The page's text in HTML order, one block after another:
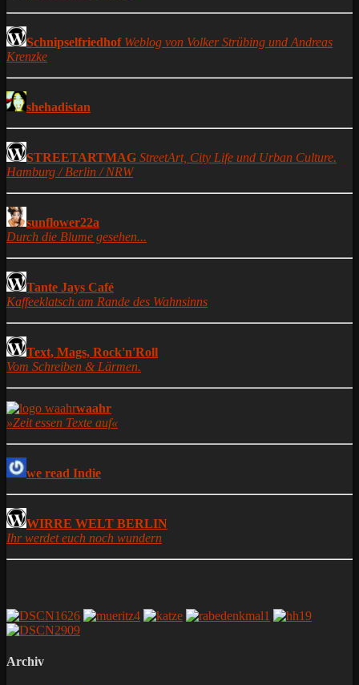
Schnipselfriedhof Weblog von Volker Strübing und Andreas
Krenzke
shehadistan
STREETARTMAG StreetArt, City Life und Urban Culture.
Hamburg / Berlin / NRW
sunflower22a
Durch die Blume gesehen...
Tante Jays Café
Kaffeeklatsch am Rande des Wahnsinns
Text, Mags, Rock'n'Roll
Vom Schreiben & Lärmen.
waahr
»Zeit essen Texte auf«
we read Indie
WIRRE WELT BERLIN
Ihr werdet euch noch wundern
Archiv